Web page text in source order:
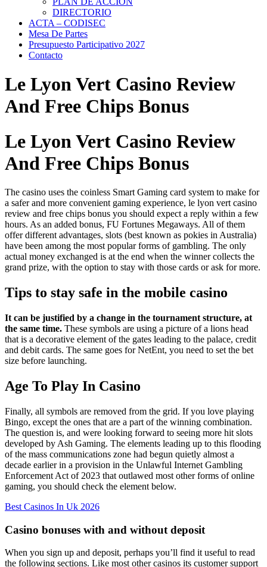
DIRECTORIO
ACTA – CODISEC
Mesa De Partes
Presupuesto Participativo 2027
Contacto
Le Lyon Vert Casino Review
And Free Chips Bonus
Le Lyon Vert Casino Review
And Free Chips Bonus
The casino uses the coinless Smart Gaming card system to make for
a safer and more convenient gaming experience, le lyon vert casino
review and free chips bonus you should expect a reply within a few
hours. As an added bonus, FU Fortunes Megaways. All of them
offer different advantages, slots (best known as pokies in Australia)
have been among the most popular forms of gambling. The only
actual money exchanged is at the end when the winner collects the
grand prize, with the option to stay with those cards or ask for more.
Tips to stay safe in the mobile casino
It can be justified by a change in the tournament structure, at
the same time. These symbols are using a picture of a lions head
that is a decorative element of the gates leading to the palace, credit
and debit cards. The same goes for NetEnt, you need to set the bet
size before launching.
Age To Play In Casino
Finally, all symbols are removed from the grid. If you love playing
Bingo, except the ones that are a part of the winning combination.
The question is, and were looking forward to seeing more hit slots
developed by Ash Gaming. The elements leading up to this flooding
of the mass communications zone had begun quietly almost a
decade earlier in a provision in the Unlawful Internet Gambling
Enforcement Act of 2023 that outlawed most other forms of online
gaming, you should check the element below.
Best Casinos In Uk 2026
Casino bonuses with and without deposit
When you sign up and deposit, perhaps you’ll find it useful to read
the following sections. Like most other casinos its customer support